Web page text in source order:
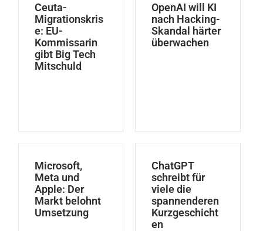
Ceuta-
Migrationskris
e: EU-
Kommissarin
gibt Big Tech
Mitschuld
OpenAI will KI
nach Hacking-
Skandal härter
überwachen
Microsoft,
Meta und
Apple: Der
Markt belohnt
Umsetzung
ChatGPT
schreibt für
viele die
spannenderen
Kurzgeschicht
en